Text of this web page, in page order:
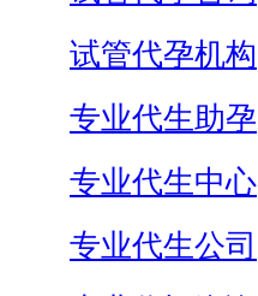
试管代孕机构
专业代生助孕
专业代生中心
专业代生公司